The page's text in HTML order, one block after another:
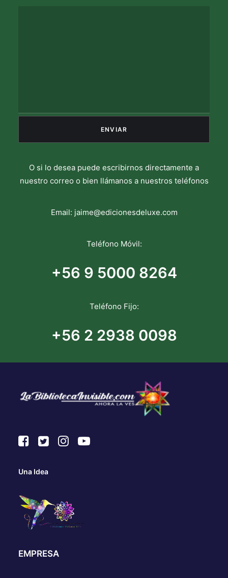
O si lo desea puede escribirnos directamente a
nuestro correo o bien llámanos a nuestros teléfonos
Email: jaime@edicionesdeluxe.com
Teléfono Móvil:
+56 9 5000 8264
Teléfono Fijo:
+56 2 2938 0098
Una Idea
EMPRESA